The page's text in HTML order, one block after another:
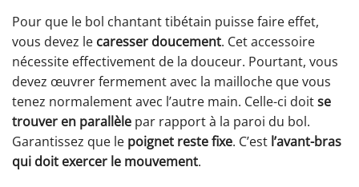
Pour que le bol chantant tibétain puisse faire effet,
vous devez le caresser doucement. Cet accessoire
nécessite effectivement de la douceur. Pourtant, vous
devez œuvrer fermement avec la mailloche que vous
tenez normalement avec l’autre main. Celle-ci doitse
trouver en parallèle par rapport à la paroi du bol.
Garantissez que le poignet reste fixe. C’est l’avant-bras
qui doit exercer le mouvement.